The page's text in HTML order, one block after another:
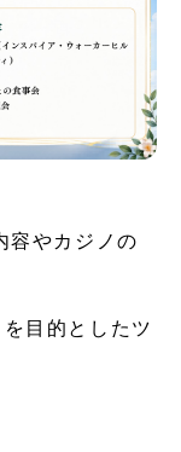
容やカジノの
目的としたツ